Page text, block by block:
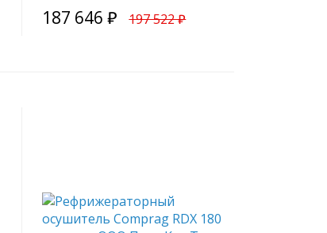
187 646 ₽ 197 522 ₽